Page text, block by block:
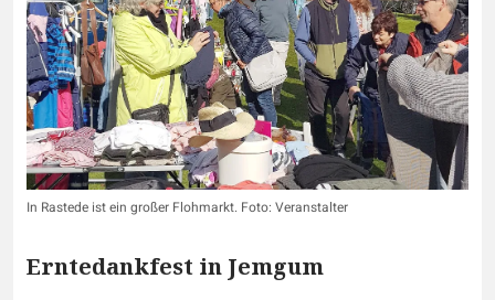
In Rastede ist ein großer Flohmarkt. Foto: Veranstalter
Erntedankfest in Jemgum